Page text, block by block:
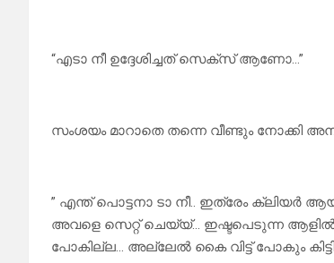
“എടാ നീ ഉദ്ദേശിച്ചത് സെക്സ് ആണോ…”
സംശയം മാറാതെ തന്നെ വീണ്ടും നോക്കി
” എന്ത് പൊട്ടനാ ടാ നീ.. ഇത്രേം ക്ലിയർ
അവളെ സെറ്റ് ചെയ്യ്… ഇഷ്ടപെടുന്ന ആളിൽ
പോകില്ല… അല്ലേൽ കൈ വിട്ട് പോകും